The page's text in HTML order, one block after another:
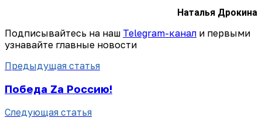
Наталья Дрокина
Подписывайтесь на наш Telegram-канал и первыми
узнавайте главные новости
Предыдущая статья
Победа Zа Россию!
Следующая статья